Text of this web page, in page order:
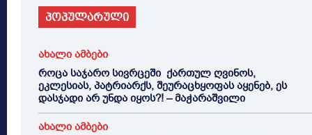
პოპულარული
ახალი ამბები
როცა საჯარო სივრცეში ქართულ ღვინოს,
ეკლესიას, პატრიარქს, შეურაცხყოფას აყენებ, ეს
დასჯადი არ უნდა იყოს?! – მაჭარაშვილი
ახალი ამბები